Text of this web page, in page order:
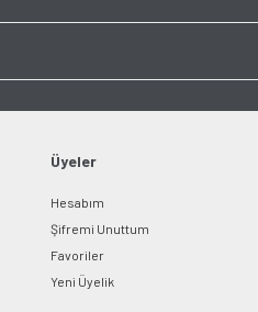
Üyeler
Hesabım
Şifremi Unuttum
Favoriler
Yeni Üyelik